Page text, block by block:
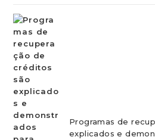
Programas de
explicados e